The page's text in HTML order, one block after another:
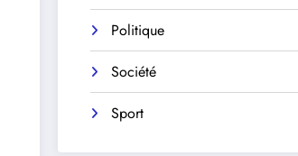
Politique
Société
Sport